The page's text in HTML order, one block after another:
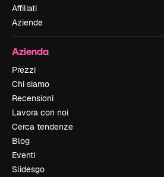
Affiliati
Aziende
Azienda
Prezzi
Chi siamo
Recensioni
Lavora con noi
Cerca tendenze
Blog
Eventi
Slidesgo